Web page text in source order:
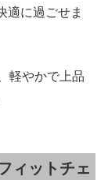
適に過ごせま
軽やかで上品
ィットチェ